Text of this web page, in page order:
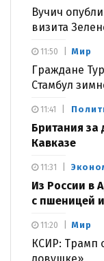
Вучич
визита
Мир
Граждане
Стамбул
11:50
Британия
Кавказе
11:41
Из России в
с пшеницей
11:31
Мир
КСИР: Трамп
11:20